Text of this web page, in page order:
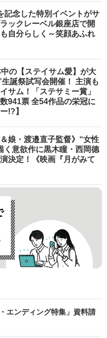
記念した特別イベントがサ
ックレーベル銀座店で開
自分らしく～笑顔あふれ
中の【ステイサム愛】が大
誕祭試写会開催！ 主演も
サム！「ステサミー賞」
941票 全54作品の栄冠に
!?】
＆娘・渡邉直子監督》“女性
く意欲作に黒木瞳・西岡德
決定！《映画『月がみて
エンディング特集」資料請